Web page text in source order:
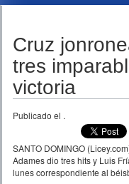
TEMPORADAS
Cruz
tres
victoria
Publicado el .
SANTO DOMINGO
Adames dio tres hits y Luis
lunes correspondiente al